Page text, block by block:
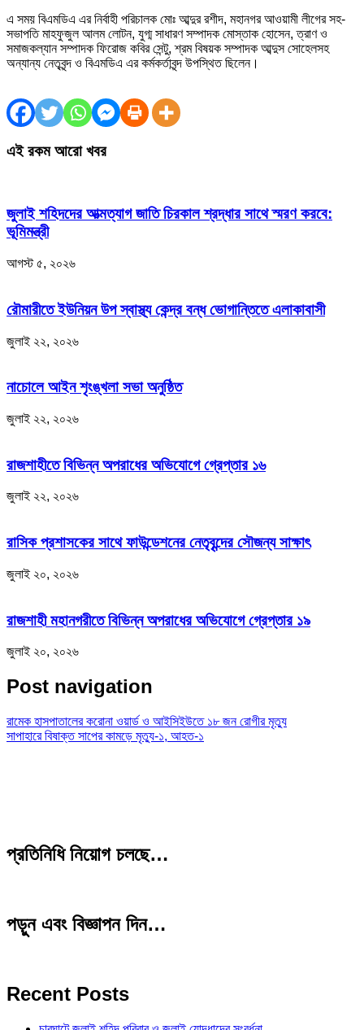
এ সময় বিএমডিএ এর নির্বাহী পরিচালক মোঃ আব্দুর রশীদ, মহানগর আওয়ামী লীগের সহ-
সভাপতি মাহফুজুল আলম লোটন, যুগ্ম সাধারণ সম্পাদক মোস্তাক হোসেন, ত্রাণ ও
সমাজকল্যান সম্পাদক ফিরোজ কবির সেন্টু, শ্রম বিষয়ক সম্পাদক আব্দুস সোহেলসহ
অন্যান্য নেতৃবৃন্দ ও বিএমডিএ এর কর্মকর্তাবৃন্দ উপস্থিত ছিলেন।
এই রকম আরো খবর
জুলাই শহিদদের আত্মত্যাগ জাতি চিরকাল শ্রদ্ধার সাথে স্মরণ করবে:
ভূমিমন্ত্রী
আগস্ট ৫, ২০২৬
রৌমারীতে ইউনিয়ন উপ স্বাস্থ্য কেন্দ্র বন্ধ ভোগান্তিতে এলাকাবাসী
জুলাই ২২, ২০২৬
নাচোলে আইন শৃংঙ্খলা সভা অনুষ্ঠিত
জুলাই ২২, ২০২৬
রাজশাহীতে বিভিন্ন অপরাধের অভিযোগে গ্রেপ্তার ১৬
জুলাই ২২, ২০২৬
রাসিক প্রশাসকের সাথে ফাউন্ডেশনের নেতৃবৃন্দের সৌজন্য সাক্ষাৎ
জুলাই ২০, ২০২৬
রাজশাহী মহানগরীতে বিভিন্ন অপরাধের অভিযোগে গ্রেপ্তার ১৯
জুলাই ২০, ২০২৬
Post navigation
রামেক হাসপাতালের করোনা ওয়ার্ড ও আইসিইউতে ১৮ জন রোগীর মৃত্যু
সাপাহারে বিষাক্ত সাপের কামড়ে মৃত্যু-১, আহত-১
প্রতিনিধি নিয়োগ চলছে…
পড়ুন এবং বিজ্ঞাপন দিন…
Recent Posts